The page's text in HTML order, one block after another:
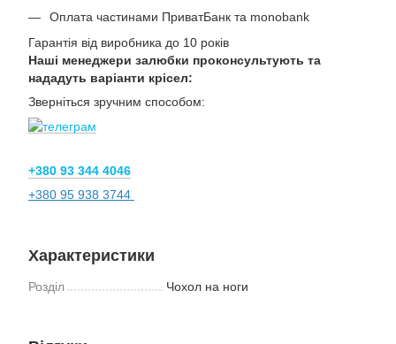
Оплата частинами ПриватБанк та monobank
Гарантія від виробника до 10 років
Наші менеджери залюбки проконсультують та
нададуть варіанти крісел:
Зверніться зручним способом:
+380 93 344 4046
+380 95 938 3744
Характеристики
Розділ Чохол на ноги